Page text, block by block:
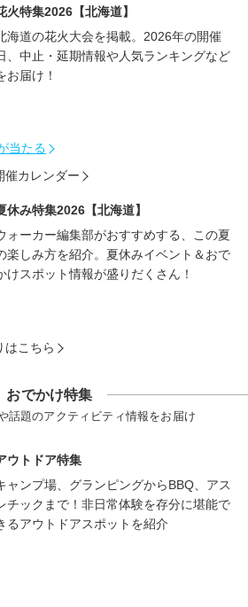
火特集2026【北海道】
海道の花火大会を掲載。2026年の開催
、中止・延期情報や人気ランキングなど
お届け！
当たる
催カレンダー
休み特集2026【北海道】
ォーカー編集部がおすすめする、この夏
楽しみ方を紹介。夏休みイベント＆おで
けスポット情報が盛りだくさん！
はこちら
おでかけ特集
話題のアクティビティ情報をお届け
ウトドア特集
ャンプ場、グランピングからBBQ、アス
チックまで！非日常体験を存分に堪能で
るアウトドアスポットを紹介